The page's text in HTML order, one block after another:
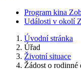
Program kina
Události v okolí
Úvodní stránka
Úřad
Životní situace
Žádost o rodinné